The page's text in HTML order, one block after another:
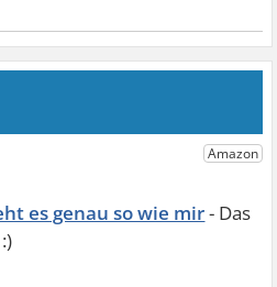
es genau so wie mir